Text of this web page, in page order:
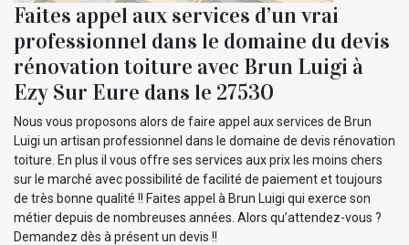
Faites appel aux services d’un vrai
professionnel dans le domaine du devis
rénovation toiture avec Brun Luigi à
Ezy Sur Eure dans le 27530
Nous vous proposons alors de faire appel aux services de Brun
Luigi un artisan professionnel dans le domaine de devis rénovation
toiture. En plus il vous offre ses services aux prix les moins chers
sur le marché avec possibilité de facilité de paiement et toujours
de très bonne qualité !! Faites appel à Brun Luigi qui exerce son
métier depuis de nombreuses années. Alors qu’attendez-vous ?
Demandez dès à présent un devis !!